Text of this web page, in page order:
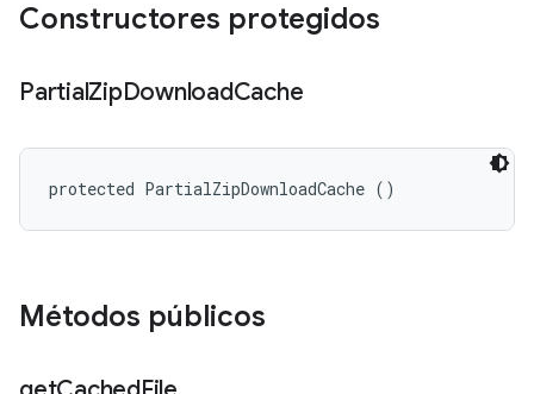
Constructores protegidos
PartialZipDownloadCache
protected PartialZipDownloadCache ()
Métodos públicos